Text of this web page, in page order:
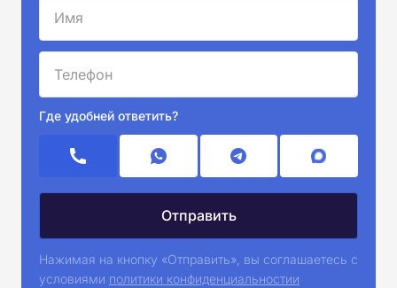
Где удобней ответить?
Нажимая на кнопку «Отправить», вы соглашаетесь с
условиями политики конфиденциальностии